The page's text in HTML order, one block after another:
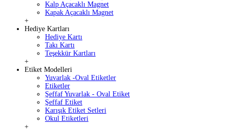
Kalp Açacaklı Magnet
Kapak Açacaklı Magnet
+
Hediye Kartları
Hediye Kartı
Takı Kartı
Teşekkür Kartları
+
Etiket Modelleri
Yuvarlak -Oval Etiketler
Etiketler
Şeffaf Yuvarlak - Oval Etiket
Şeffaf Etiket
Karışık Etiket Setleri
Okul Etiketleri
+